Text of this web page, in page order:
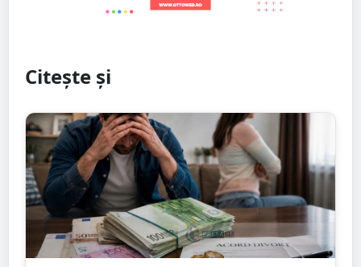
Citește și